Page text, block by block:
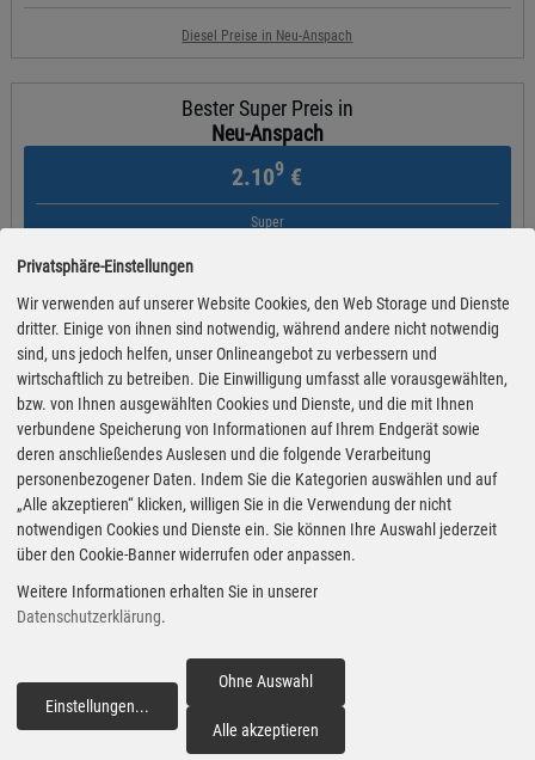
Diesel Preise in Neu-Anspach
Bester Super Preis in
Neu-Anspach
2.109 €
Super
Shell
Zeppelinstr. 3
Super Preise in Neu-Anspach
Bester Super E10 Preis in
Neu-Anspach
2.049€
Super E10
Zeppelinstr. 3
Preiswerter tanken - finden Sie die günstigsten Benzin und Diesel
Preise in Ihrer Stadt
Privatsphäre-Einstellungen
Wir verwenden auf unserer Website Cookies, den Web Storage und Dienste
dritter. Einige von ihnen sind notwendig, während andere nicht notwendig
sind, uns jedoch helfen, unser Onlineangebot zu verbessern und
wirtschaftlich zu betreiben. Die Einwilligung umfasst alle vorausgewählten,
bzw. von Ihnen ausgewählten Cookies und Dienste, und die mit Ihnen
verbundene Speicherung von Informationen auf Ihrem Endgerät sowie
deren anschließendes Auslesen und die folgende Verarbeitung
personenbezogener Daten. Indem Sie die Kategorien auswählen und auf
„Alle akzeptieren“ klicken, willigen Sie in die Verwendung der nicht
notwendigen Cookies und Dienste ein. Sie können Ihre Auswahl jederzeit
über den Cookie-Banner widerrufen oder anpassen.
Weitere Informationen erhalten Sie in unserer
Datenschutzerklärung.
Einstellungen...
Ohne Auswahl
Alle akzeptieren